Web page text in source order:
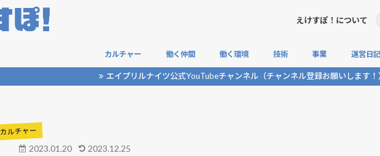
えけすぽ！について
カルチャー
社内交流
帰社日
プライベートの集い
企業交流
働く仲間
社員インタビュー
対談
社内アンケート
働く環境
社内制度
福利厚生
組織
技術
生成AI
社内開発
Tips
事業
自社開発
ゲームイベント
運営日記
ネタ
エイプリ
エイプリルナイツ公式YouTubeチャンネル（チャンネル登録お願いします！
カルチャー
2023.01.20 2023.12.25